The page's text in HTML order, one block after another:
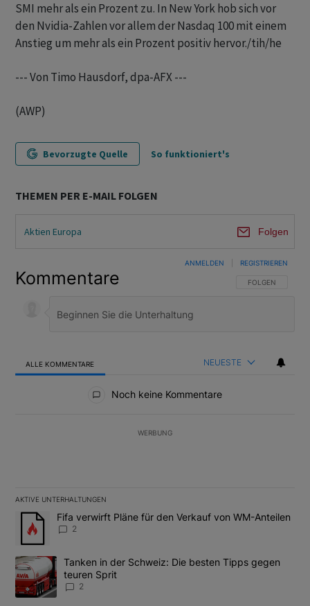
SMI mehr als ein Prozent zu. In New York hob sich vor
den Nvidia-Zahlen vor allem der Nasdaq 100 mit einem
Anstieg um mehr als ein Prozent positiv hervor./tih/he
--- Von Timo Hausdorf, dpa-AFX ---
(AWP)
Bevorzugte Quelle So funktioniert's
THEMEN PER E-MAIL FOLGEN
Aktien Europa Folgen
Kommentare FOLGE DIESER
FOLGEN
ANMELDEN REGISTRIEREN
ALLE KOMMENTARE NEUESTE
Noch keine Kommentare
WERBUNG
AKTIVE UNTERHALTUNGEN
Das Folgende ist eine Liste der am meisten kommentierten
Ein Trendartikel mit dem Titel "Fifa verwirft Pläne für den
Fifa verwirft Pläne für den Verkauf von WM-Anteilen
2
Ein Trendartikel mit dem Titel "Tanken in der Schweiz: Die
Tanken in der Schweiz: Die besten Tipps gegen
teuren Sprit
2